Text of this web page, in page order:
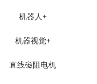
机器人+
机器视觉+
直线磁阻电机